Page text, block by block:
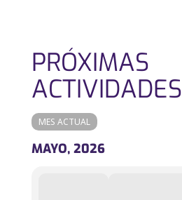
PRÓXIMAS
ACTIVIDADES
MES ACTUAL
MAYO, 2026